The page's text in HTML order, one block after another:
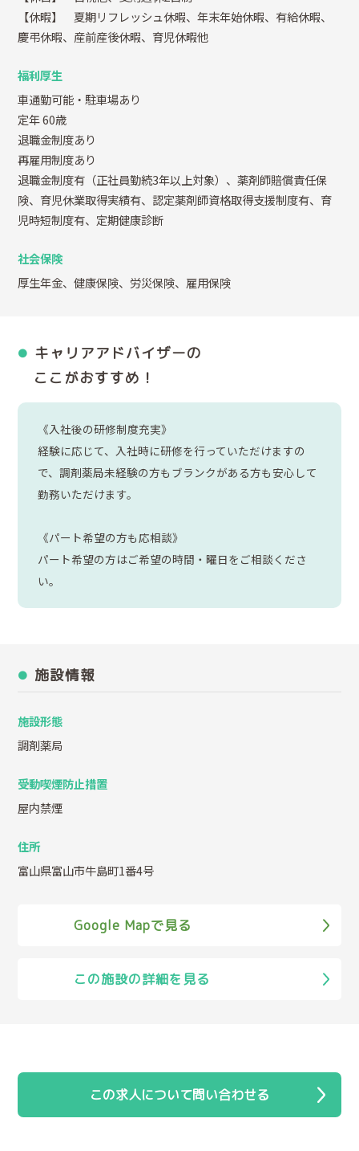
【休暇】 夏期リフレッシュ休暇、年末年始休暇、有給休暇、
慶弔休暇、産前産後休暇、育児休暇他
福利厚生
車通勤可能・駐車場あり
定年 60歳
退職金制度あり
再雇用制度あり
退職金制度有（正社員勤続3年以上対象）、薬剤師賠償責任保
険、育児休業取得実績有、認定薬剤師資格取得支援制度有、育
児時短制度有、定期健康診断
社会保険
厚生年金、健康保険、労災保険、雇用保険
キャリアアドバイザーの
ここがおすすめ！
《入社後の研修制度充実》
経験に応じて、入社時に研修を行っていただけますの
で、調剤薬局未経験の方もブランクがある方も安心して
勤務いただけます。
《パート希望の方も応相談》
パート希望の方はご希望の時間・曜日をご相談くださ
い。
施設情報
施設形態
調剤薬局
受動喫煙防止措置
屋内禁煙
住所
富山県富山市牛島町1番4号
Google Mapで見る
この施設の詳細を見る
この求人について問い合わせる